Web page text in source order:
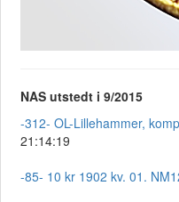
NAS utstedt i 9/2015
-312- OL-Lillehammer,
21:14:19
-85- 10 kr 1902 kv. 01.